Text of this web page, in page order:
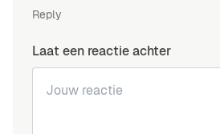
Reply
Laat een reactie achter